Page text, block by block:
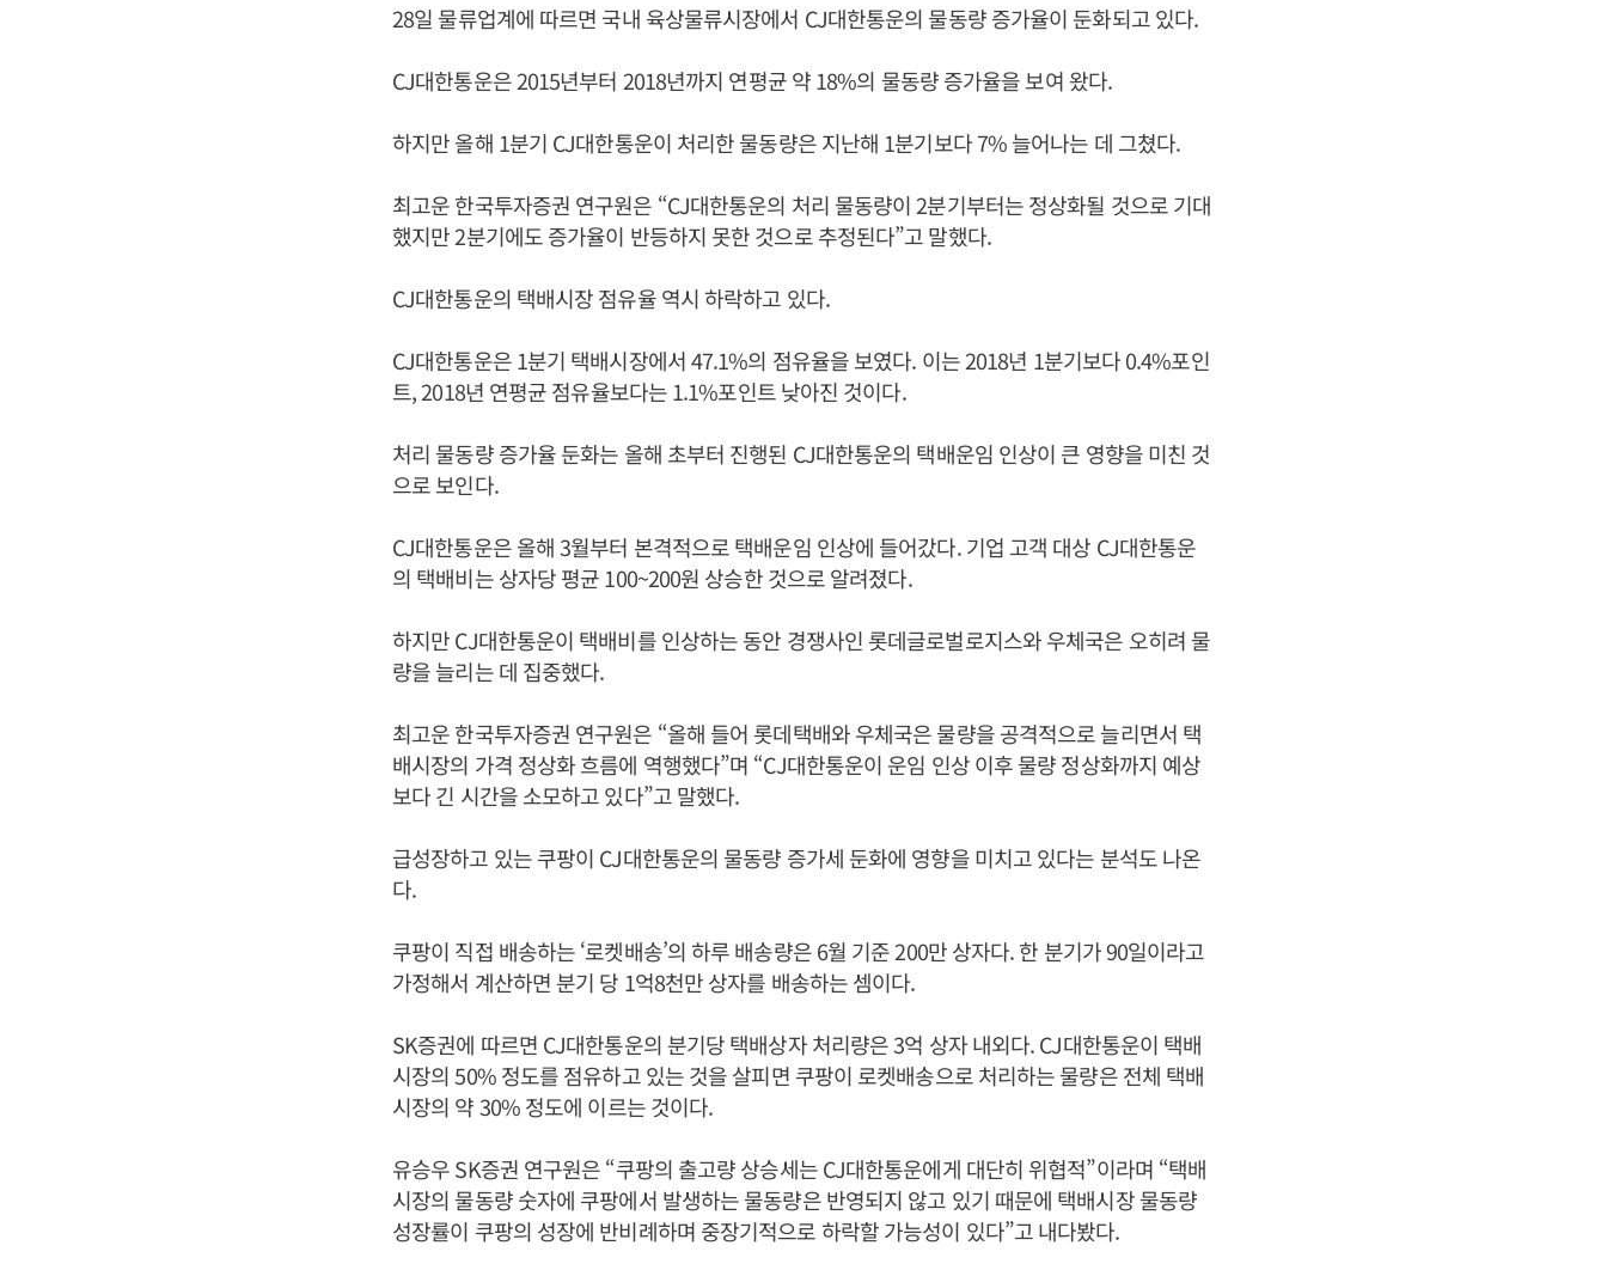
28일 물류업계에 따르면 국내 육상물류시장에서 CJ대한통운의 물동량 증가율이 둔화되고 있다.
CJ대한통운은 2015년부터 2018년까지 연평균 약 18%의 물동량 증가율을 보여 왔다.
하지만 올해 1분기 CJ대한통운이 처리한 물동량은 지난해 1분기보다 7% 늘어나는 데 그쳤다.
최고운 한국투자증권 연구원은 “CJ대한통운의 처리 물동량이 2분기부터는 정상화될 것으로 기대
했지만 2분기에도 증가율이 반등하지 못한 것으로 추정된다”고 말했다.
CJ대한통운의 택배시장 점유율 역시 하락하고 있다.
CJ대한통운은 1분기 택배시장에서 47.1%의 점유율을 보였다. 이는 2018년 1분기보다 0.4%포인
트, 2018년 연평균 점유율보다는 1.1%포인트 낮아진 것이다.
처리 물동량 증가율 둔화는 올해 초부터 진행된 CJ대한통운의 택배운임 인상이 큰 영향을 미친 것
으로 보인다.
CJ대한통운은 올해 3월부터 본격적으로 택배운임 인상에 들어갔다. 기업 고객 대상 CJ대한통운
의 택배비는 상자당 평균 100~200원 상승한 것으로 알려졌다.
하지만 CJ대한통운이 택배비를 인상하는 동안 경쟁사인 롯데글로벌로지스와 우체국은 오히려 물
량을 늘리는 데 집중했다.
최고운 한국투자증권 연구원은 “올해 들어 롯데택배와 우체국은 물량을 공격적으로 늘리면서 택
배시장의 가격 정상화 흐름에 역행했다”며 “CJ대한통운이 운임 인상 이후 물량 정상화까지 예상
보다 긴 시간을 소모하고 있다”고 말했다.
급성장하고 있는 쿠팡이 CJ대한통운의 물동량 증가세 둔화에 영향을 미치고 있다는 분석도 나온
다.
쿠팡이 직접 배송하는 ‘로켓배송’의 하루 배송량은 6월 기준 200만 상자다. 한 분기가 90일이라고
가정해서 계산하면 분기 당 1억8천만 상자를 배송하는 셈이다.
SK증권에 따르면 CJ대한통운의 분기당 택배상자 처리량은 3억 상자 내외다. CJ대한통운이 택배
시장의 50% 정도를 점유하고 있는 것을 살피면 쿠팡이 로켓배송으로 처리하는 물량은 전체 택배
시장의 약 30% 정도에 이르는 것이다.
유승우 SK증권 연구원은 “쿠팡의 출고량 상승세는 CJ대한통운에게 대단히 위협적”이라며 “택배
시장의 물동량 숫자에 쿠팡에서 발생하는 물동량은 반영되지 않고 있기 때문에 택배시장 물동량
성장률이 쿠팡의 성장에 반비례하며 중장기적으로 하락할 가능성이 있다”고 내다봤다.